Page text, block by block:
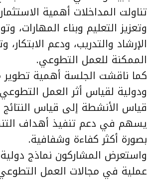
تناولت المداخلات أهمية
وتعزيز التعليم وبناء المهارات،
الإرشاد والتدريب، ودعم الابتكار،
الممكنة للعمل التطوعي.
كما ناقشت الجلسة أهمية
ودولية لقياس أثر العمل
قياس الأنشطة إلى قياس النتائج
يسهم في دعم تنفيذ أهداف
بصورة أكثر كفاءة وشفافية.
واستعرض المشاركون نماذج دولية
عملية في مجالات العمل